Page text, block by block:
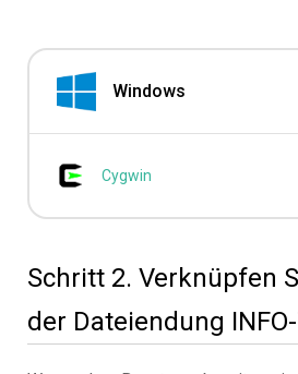
Windows
Cygwin
Schritt 2. Verknüpfen
der Dateiendung